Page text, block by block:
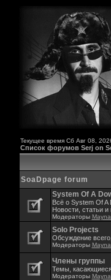
Текущее время Сб Авг 08,
Список форумов Serj on
SoaDpage forum
System Of A
Всё о System Of A
Новости, статьи и
Модераторы
Solo Projects
Обсуждение
Модераторы
Члены группы
Темы, касающиеся
Модераторы